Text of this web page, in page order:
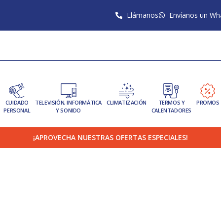
Llámanos Envíanos un
CUIDADO
PERSONAL
TELEVISIÓN, INFORMÁTICA
Y SONIDO
CLIMATIZACIÓN
TERMOS Y
CALENTADORES
PROMOS
¡APROVECHA NUESTRAS OFERTAS ESPECIALES!